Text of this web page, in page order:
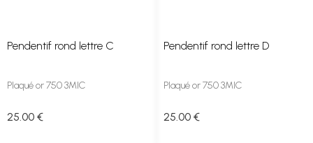
Pendentif rond lettre C
Plaqué or 750 3MIC
25 .00 €
Pendentif rond lettre D
Plaqué or 750 3MIC
25 .00 €